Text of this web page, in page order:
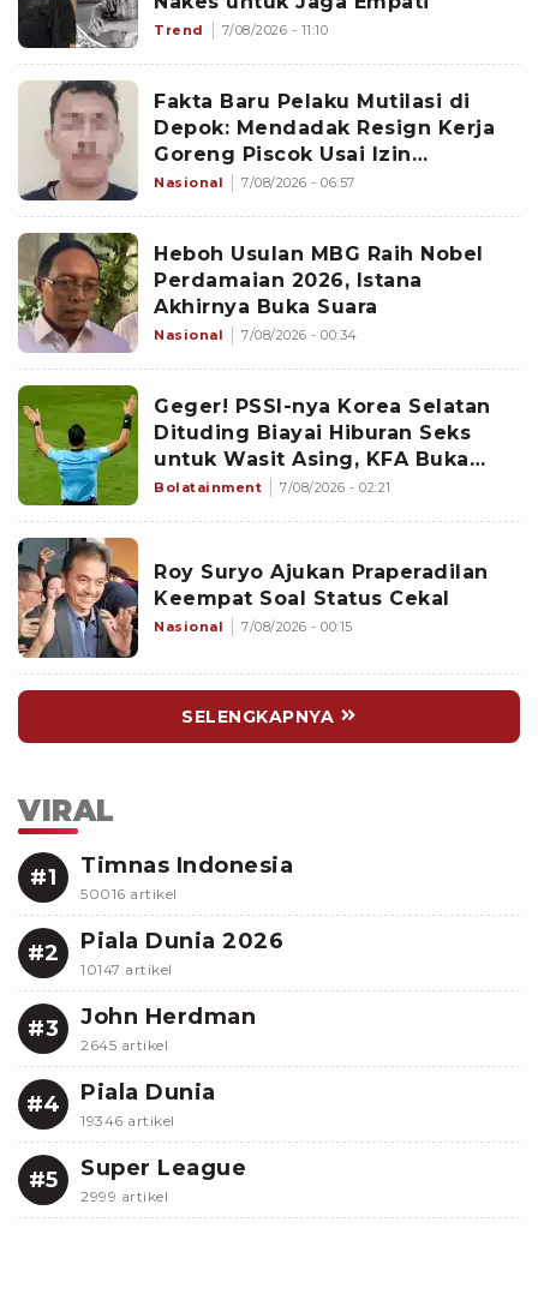
Trend 7/08/2026 - 11:10
Fakta Baru Pelaku Mutilasi di
Depok: Mendadak Resign Kerja
Goreng Piscok Usai Izin
Interview di Mal
Nasional 7/08/2026 - 06:57
Heboh Usulan MBG Raih Nobel
Perdamaian 2026, Istana
Akhirnya Buka Suara
Nasional 7/08/2026 - 00:34
Geger! PSSI-nya Korea Selatan
Dituding Biayai Hiburan Seks
untuk Wasit Asing, KFA Buka
Suara
Bolatainment 7/08/2026 - 02:21
Roy Suryo Ajukan Praperadilan
Keempat Soal Status Cekal
Nasional 7/08/2026 - 00:15
SELENGKAPNYA
VIRAL
#1 Timnas Indonesia
50016 artikel
#2 Piala Dunia 2026
10147 artikel
#3 John Herdman
2645 artikel
#4 Piala Dunia
19346 artikel
#5 Super League
2999 artikel